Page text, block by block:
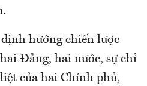
hướng chiến lược
Đảng, hai nước, sự chỉ
của hai Chính phủ,